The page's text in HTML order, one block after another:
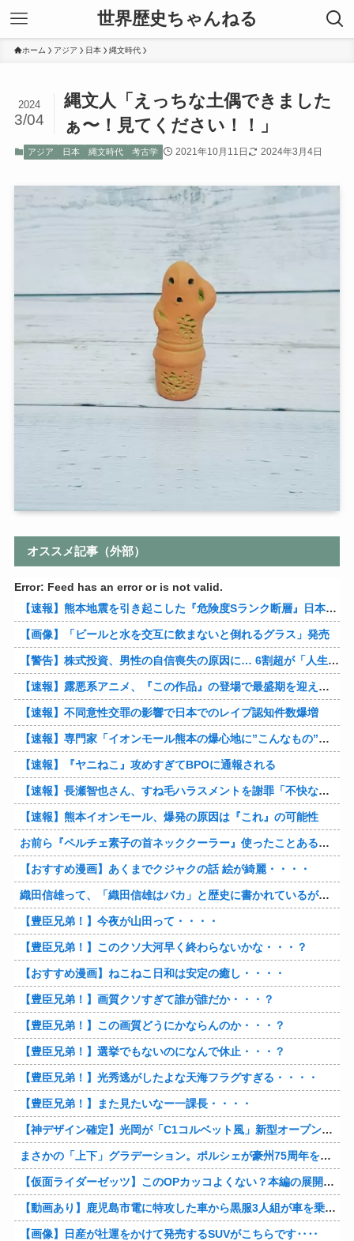
世界歴史ちゃんねる
ホーム アジア 日本 縄文時代
縄文人「えっちな土偶できました
ぁ〜！見てください！！」
2024
3/04
アジア 日本 縄文時代 考古学 2021年10月11日 2024年3月4日
オススメ記事（外部）
Error: Feed has an error or is not valid.
【速報】熊本地震を引き起こした『危険度Sランク断層』日本のド真ん中に10カ所もあると判明
【画像】「ビールと水を交互に飲まないと倒れるグラス」発売
【警告】株式投資、男性の自信喪失の原因に… 6割超が「人生の敗者」自認
【速報】露悪系アニメ、『この作品』の登場で最盛期を迎えてしまう…
【速報】不同意性交罪の影響で日本でのレイプ認知件数爆増
【速報】専門家「イオンモール熊本の爆心地に”こんなもの”があったんだけど…」
【速報】『ヤニねこ』攻めすぎてBPOに通報される
【速報】長瀬智也さん、すね毛ハラスメントを謝罪「不快な思いをさせて申し訳ありませんでした」
【速報】熊本イオンモール、爆発の原因は『これ』の可能性
お前ら『ペルチェ素子の首ネッククーラー』使ったことあるか？
【おすすめ漫画】あくまでクジャクの話 絵が綺麗・・・・
織田信雄って、「織田信雄はバカ」と歴史に書かれているが今まで家が残っているんでバカではないよな？
【豊臣兄弟！】今夜が山田って・・・・
【豊臣兄弟！】このクソ大河早く終わらないかな・・・？
【おすすめ漫画】ねこねこ日和は安定の癒し・・・・
【豊臣兄弟！】画質クソすぎて誰が誰だか・・・？
【豊臣兄弟！】この画質どうにかならんのか・・・？
【豊臣兄弟！】選挙でもないのになんで休止・・・？
【豊臣兄弟！】光秀逃がしたよな天海フラグすぎる・・・・
【豊臣兄弟！】また見たいなー一課長・・・・
【神デザイン確定】光岡が「C1コルベット風」新型オープンカーの最新ティーザー画像を公開、マツダ・ロードスターの信頼性にレトロな外観がドッキング
まさかの「上下」グラデーション。ポルシェが豪州75周年を祝う特別モデル「911 Turbo S Land Down Under」を発表、1951年の「見果てぬ夢」が内外装に再現
【仮面ライダーゼッツ】このOPカッコよくない？本編の展開ちゃんと反映してて完成度高いし
【動画あり】鹿児島市電に特攻した車から黒服3人組が車を乗り捨てて逃走
【画像】日産が社運をかけて発売するSUVがこちらです‥‥